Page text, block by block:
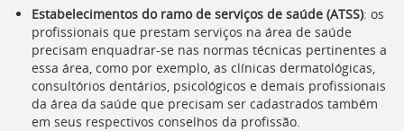
Estabelecimentos do ramo de serviços de saúde (ATSS): os
profissionais que prestam serviços na área de saúde
precisam enquadrar-se nas normas técnicas pertinentes a
essa área, como por exemplo, as clínicas dermatológicas,
consultórios dentários, psicológicos e demais profissionais
da área da saúde que precisam ser cadastrados também
em seus respectivos conselhos da profissão.